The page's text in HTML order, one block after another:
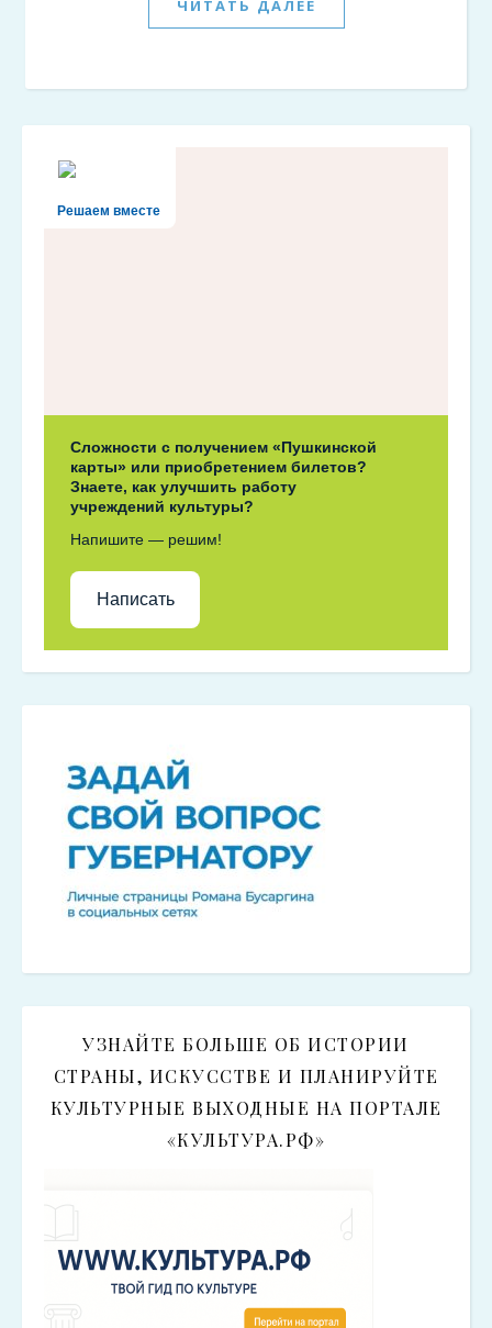
ЧИТАТЬ ДАЛЕЕ
Решаем вместе
Сложности с получением «Пушкинской
карты» или приобретением билетов?
Знаете, как улучшить работу
учреждений культуры?
Напишите — решим!
Написать
УЗНАЙТЕ БОЛЬШЕ ОБ ИСТОРИИ
СТРАНЫ, ИСКУССТВЕ И ПЛАНИРУЙТЕ
КУЛЬТУРНЫЕ ВЫХОДНЫЕ НА ПОРТАЛЕ
«КУЛЬТУРА.РФ»